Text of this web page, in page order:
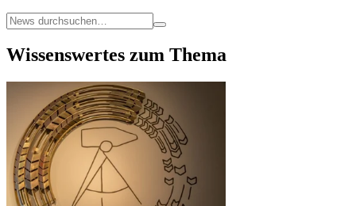
Wissenswertes zum Thema